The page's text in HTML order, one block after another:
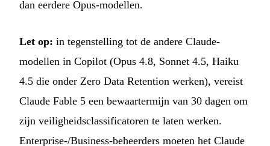
dan eerdere Opus-modellen.
Let op: in tegenstelling tot de andere Claude-
modellen in Copilot (Opus 4.8, Sonnet 4.5, Haiku
4.5 die onder Zero Data Retention werken), vereist
Claude Fable 5 een bewaartermijn van 30 dagen om
zijn veiligheidsclassificatoren te laten werken.
Enterprise-/Business-beheerders moeten het Claude